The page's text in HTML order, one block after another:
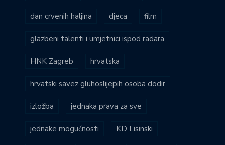
dan crvenih haljina djeca film
glazbeni talenti i umjetnici ispod radara
HNK Zagreb hrvatska
hrvatski savez gluhoslijepih osoba dodir
izložba jednaka prava za sve
jednake mogućnosti KD Lisinski